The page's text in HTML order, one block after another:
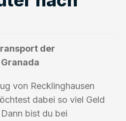
der
von Recklinghausen
dabei so viel Geld
bist du bei